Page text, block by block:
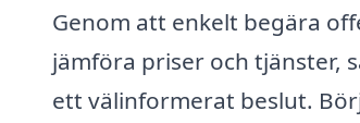
Genom att enkelt begära
jämföra priser och tjänster,
ett välinformerat beslut.